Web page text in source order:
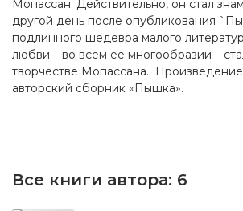
Мопассан. Действительно, он стал
другой день после опубликования
подлинного шедевра малого
любви – во всем ее многообразии –
творчестве Мопассана. Произведение
авторский сборник «Пышка».
Все книги автора: 6